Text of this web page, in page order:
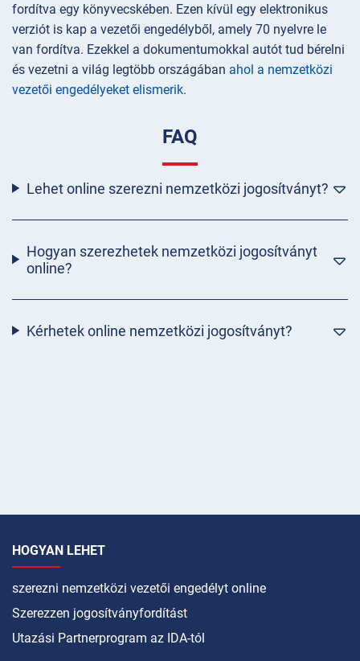
fordítva egy könyvecskében. Ezen kívül egy elektronikus
verziót is kap a vezetői engedélyből, amely 70 nyelvre le
van fordítva. Ezekkel a dokumentumokkal autót tud bérelni
és vezetni a világ legtöbb országában ahol a nemzetközi
vezetői engedélyeket elismerik.
FAQ
Lehet online szerezni nemzetközi jogosítványt?
Hogyan szerezhetek nemzetközi jogosítványt
online?
Kérhetek online nemzetközi jogosítványt?
HOGYAN LEHET
szerezni nemzetközi vezetői engedélyt online
Szerezzen jogosítványfordítást
Utazási Partnerprogram az IDA-tól